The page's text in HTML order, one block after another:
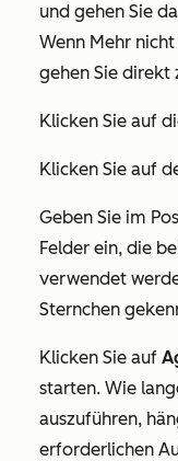
und gehen Sie
Wenn Mehr
gehen Sie direkt
Klicken Sie auf
Klicken Sie auf
Geben Sie im
Felder ein, die
verwendet
Sternchen
Klicken Sie auf
starten. Wie
auszuführen,
erforderlichen